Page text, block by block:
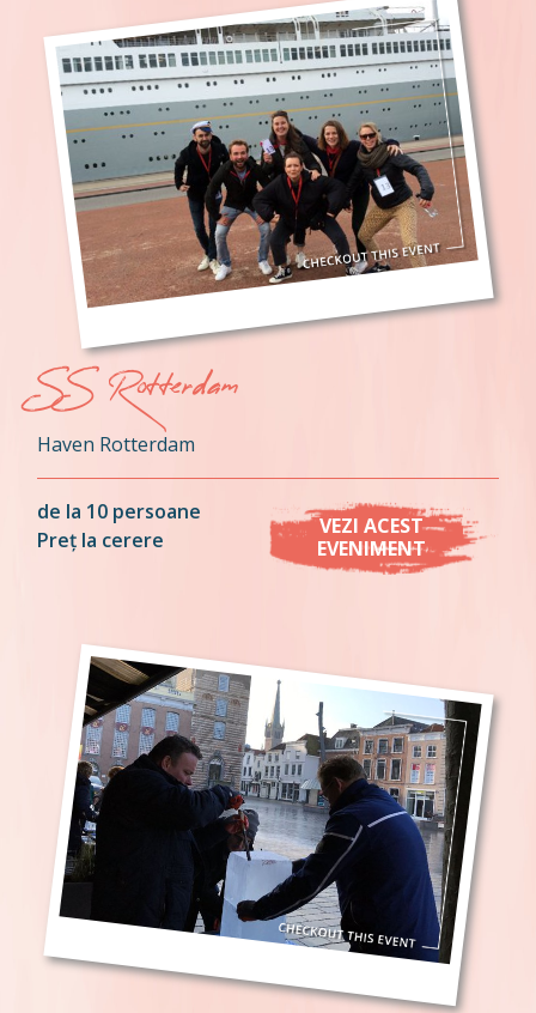
SS Rotterdam
Haven Rotterdam
de la 10 persoane
Preț la cerere
VEZI ACEST
EVENIMENT